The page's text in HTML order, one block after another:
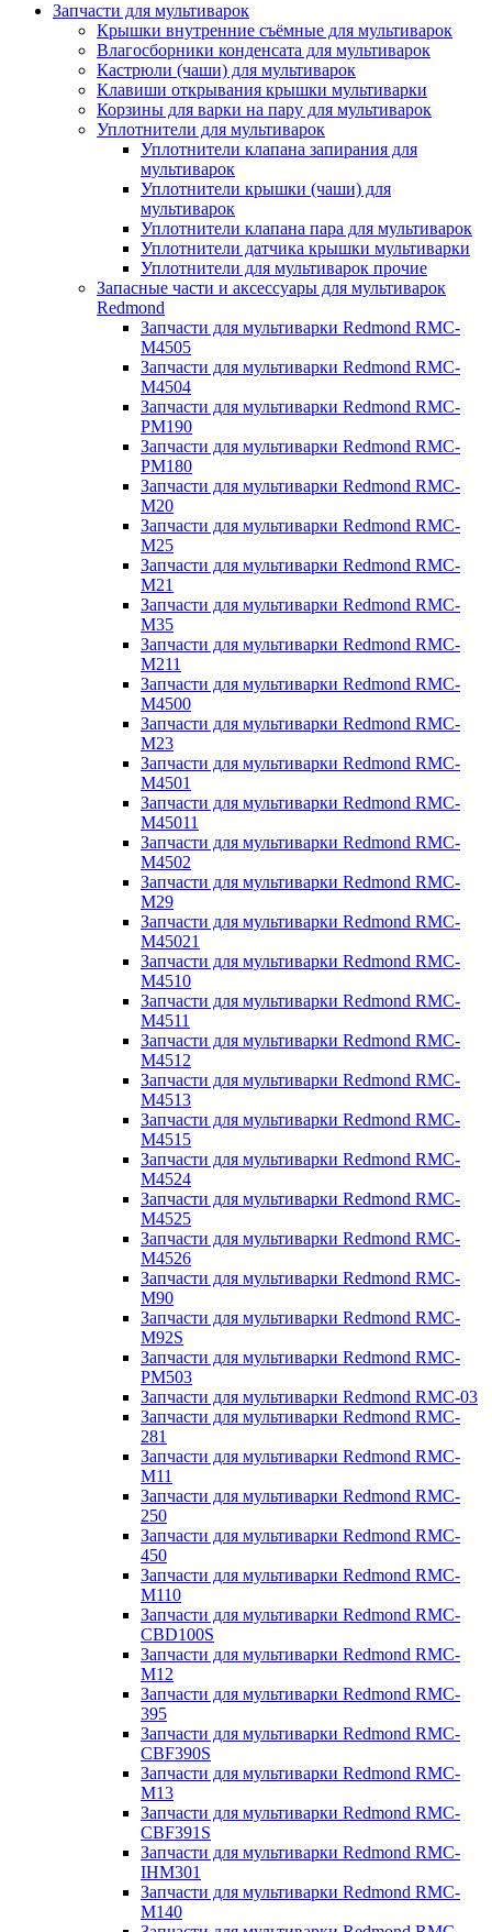
Запчасти для мультиварок
Крышки внутренние съёмные для мультиварок
Влагосборники конденсата для мультиварок
Кастрюли (чаши) для мультиварок
Клавиши открывания крышки мультиварки
Корзины для варки на пару для мультиварок
Уплотнители для мультиварок
Уплотнители клапана запирания для
мультиварок
Уплотнители крышки (чаши) для
мультиварок
Уплотнители клапана пара для мультиварок
Уплотнители датчика крышки мультиварки
Уплотнители для мультиварок прочие
Запасные части и аксессуары для мультиварок
Redmond
Запчасти для мультиварки Redmond RMC-
M4505
Запчасти для мультиварки Redmond RMC-
M4504
Запчасти для мультиварки Redmond RMC-
PM190
Запчасти для мультиварки Redmond RMC-
PM180
Запчасти для мультиварки Redmond RMC-
M20
Запчасти для мультиварки Redmond RMC-
M25
Запчасти для мультиварки Redmond RMC-
M21
Запчасти для мультиварки Redmond RMC-
M35
Запчасти для мультиварки Redmond RMC-
M211
Запчасти для мультиварки Redmond RMC-
M4500
Запчасти для мультиварки Redmond RMC-
M23
Запчасти для мультиварки Redmond RMC-
M4501
Запчасти для мультиварки Redmond RMC-
M45011
Запчасти для мультиварки Redmond RMC-
M4502
Запчасти для мультиварки Redmond RMC-
M29
Запчасти для мультиварки Redmond RMC-
M45021
Запчасти для мультиварки Redmond RMC-
M4510
Запчасти для мультиварки Redmond RMC-
M4511
Запчасти для мультиварки Redmond RMC-
M4512
Запчасти для мультиварки Redmond RMC-
M4513
Запчасти для мультиварки Redmond RMC-
M4515
Запчасти для мультиварки Redmond RMC-
M4524
Запчасти для мультиварки Redmond RMC-
M4525
Запчасти для мультиварки Redmond RMC-
M4526
Запчасти для мультиварки Redmond RMC-
M90
Запчасти для мультиварки Redmond RMC-
M92S
Запчасти для мультиварки Redmond RMC-
PM503
Запчасти для мультиварки Redmond RMC-03
Запчасти для мультиварки Redmond RMC-
281
Запчасти для мультиварки Redmond RMC-
M11
Запчасти для мультиварки Redmond RMC-
250
Запчасти для мультиварки Redmond RMC-
450
Запчасти для мультиварки Redmond RMC-
M110
Запчасти для мультиварки Redmond RMC-
CBD100S
Запчасти для мультиварки Redmond RMC-
M12
Запчасти для мультиварки Redmond RMC-
395
Запчасти для мультиварки Redmond RMC-
CBF390S
Запчасти для мультиварки Redmond RMC-
M13
Запчасти для мультиварки Redmond RMC-
CBF391S
Запчасти для мультиварки Redmond RMC-
IHM301
Запчасти для мультиварки Redmond RMC-
M140